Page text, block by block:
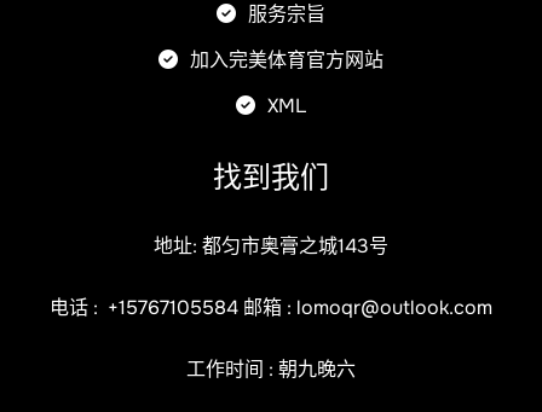
服务宗旨
加入完美体育官方网站
XML
找到我们
地址: 都匀市奥膏之城143号
电话 : +15767105584 邮箱 : lomoqr@outlook.com
工作时间 : 朝九晚六